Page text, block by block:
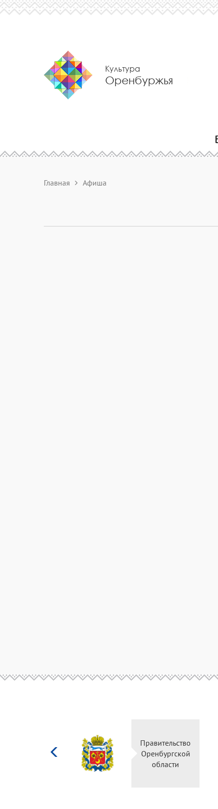
Культура
Оренбуржья
Главная Афиша
Правительство
Оренбургской
области